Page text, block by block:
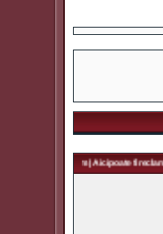
| Aici poate fi reclama